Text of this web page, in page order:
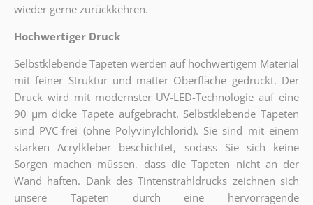
wieder gerne zurückkehren.
Hochwertiger Druck
Selbstklebende Tapeten werden auf hochwertigem Material
mit feiner Struktur und matter Oberfläche gedruckt. Der
Druck wird mit modernster UV-LED-Technologie auf eine
90 µm dicke Tapete aufgebracht. Selbstklebende Tapeten
sind PVC-frei (ohne Polyvinylchlorid). Sie sind mit einem
starken Acrylkleber beschichtet, sodass Sie sich keine
Sorgen machen müssen, dass die Tapeten nicht an der
Wand haften. Dank des Tintenstrahldrucks zeichnen sich
unsere Tapeten durch eine hervorragende